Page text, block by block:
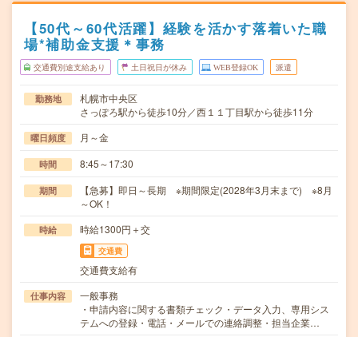
【50代～60代活躍】経験を活かす落着いた職
場*補助金支援＊事務
交通費別途支給あり 土日祝日が休み WEB登録OK 派遣
勤務地
札幌市中央区
さっぽろ駅から徒歩10分／西１１丁目駅から徒歩11分
曜日頻度 月～金
時間 8:45～17:30
期間
【急募】即日～長期 ※期間限定(2028年3月末まで) ※8月
～OK！
時給 時給1300円＋交
交通費
交通費支給有
仕事内容
一般事務
・申請内容に関する書類チェック・データ入力、専用シス
テムへの登録・電話・メールでの連絡調整・担当企業…